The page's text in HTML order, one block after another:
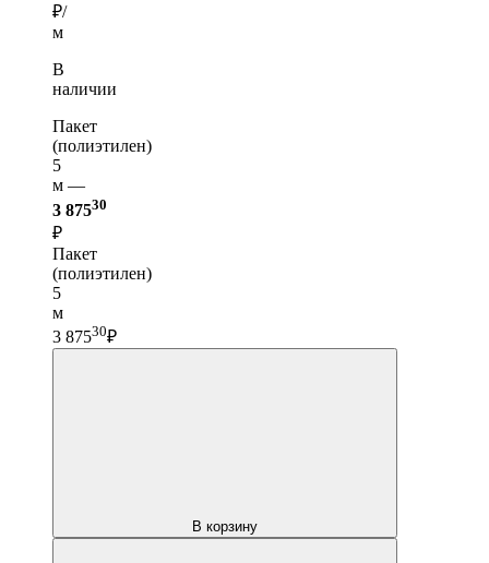
₽/
м
В
наличии
Пакет
(полиэтилен)
5
м —
3 87530
₽
Пакет
(полиэтилен)
5
м
3 87530₽
В корзину